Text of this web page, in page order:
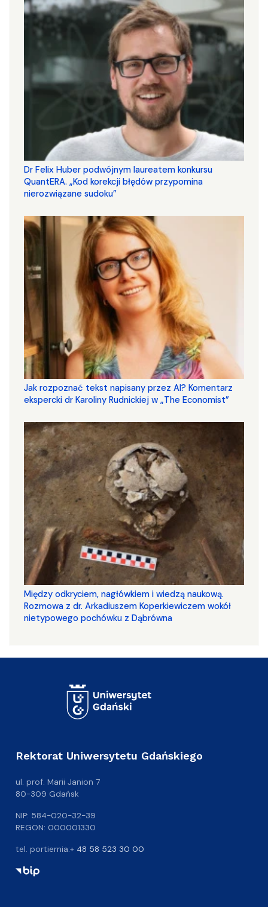
Dr Felix Huber podwójnym laureatem konkursu
QuantERA. „Kod korekcji błędów przypomina
nierozwiązane sudoku”
Jak rozpoznać tekst napisany przez AI? Komentarz
ekspercki dr Karoliny Rudnickiej w „The Economist”
Między odkryciem, nagłówkiem i wiedzą naukową.
Rozmowa z dr. Arkadiuszem Koperkiewiczem wokół
nietypowego pochówku z Dąbrówna
Rektorat Uniwersytetu Gdańskiego
ul. prof. Marii Janion 7
80-309 Gdańsk
NIP: 584-020-32-39
REGON: 000001330
tel. portiernia:+ 48 58 523 30 00